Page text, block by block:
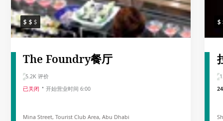
The Foundry餐厅
5.2K 评价
已关闭
开始营业时间 6:00
Mina Street, Tourist Club Area, Abu Dhabi